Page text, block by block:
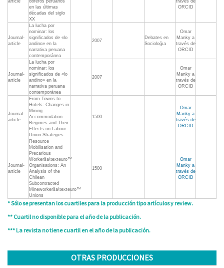
article
obreros peruanos
en las últimas
décadas del siglo
XX
través de
ORCID
Journal-
article
La lucha por
nominar: los
significados de «lo
andino» en la
narrativa peruana
contemporánea
2007
Debates en
Socioloǵıa
Omar
Manky a
través de
ORCID
Journal-
article
La lucha por
nominar: los
significados de «lo
andino» en la
narrativa peruana
contemporánea
2007
Omar
Manky a
través de
ORCID
Journal-
article
From Towns to
Hotels: Changes in
Mining
Accommodation
Regimes and Their
Effects on Labour
Union Strategies
1500
Omar
Manky a
través de
ORCID
Journal-
article
Resource
Mobilisation and
Precarious
Workerŝa\texteuro™
Organisations: An
Analysis of the
Chilean
Subcontracted
Mineworkerŝa\texteuro™
Unions
1500
Omar
Manky a
través de
ORCID
* Sólo se presentan los cuartiles para la producción tipo artículos y review.
** Cuartil no disponible para el año de la publicación.
*** La revista no tiene cuartil en el año de la publicación.
OTRAS PRODUCCIONES